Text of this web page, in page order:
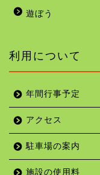
遊ぼう
利用について
年間行事予定
アクセス
駐車場の案内
施設の使用料